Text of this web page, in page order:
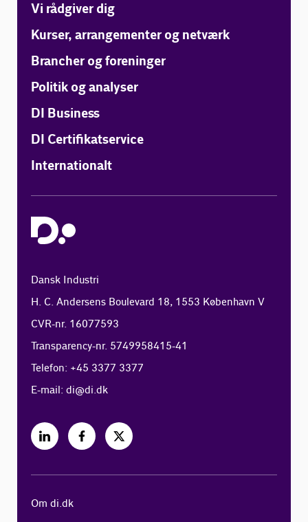
Vi rådgiver dig
Kurser, arrangementer og netværk
Brancher og foreninger
Politik og analyser
DI Business
DI Certifikatservice
Internationalt
Dansk Industri
H. C. Andersens Boulevard 18, 1553 København V
CVR-nr. 16077593
Transparency-nr. 5749958415-41
Telefon: +45 3377 3377
E-mail:di@di.dk
Om di.dk